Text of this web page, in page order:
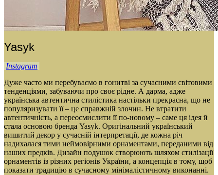
Yasyk
Instagram
Дуже часто ми перебуваємо в гонитві за сучасними світовими
тенденціями, забуваючи про своє рідне. А дарма, адже
українська автентична стилістика настільки прекрасна, що не
популяризувати її – це справжній злочин. Не втратити
автентичність, а переосмислити її по-новому – саме ця ідея й
стала основою бренда Yasyk. Оригінальний український
вишитий декор у сучасній інтерпретації, де кожна річ
надихалася тими неймовірними орнаментами, переданими від
наших предків. Дизайн подушок створюють шляхом стилізації
орнаментів із різних регіонів України, а концепція в тому, щоб
показати традицію в сучасному мінімалістичному виконанні.